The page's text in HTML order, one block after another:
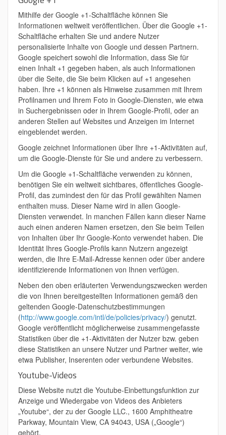
Mithilfe der Google +1-Schaltfläche können Sie
Informationen weltweit veröffentlichen. Über die Google +1-
Schaltfläche erhalten Sie und andere Nutzer
personalisierte Inhalte von Google und dessen Partnern.
Google speichert sowohl die Information, dass Sie für
einen Inhalt +1 gegeben haben, als auch Informationen
über die Seite, die Sie beim Klicken auf +1 angesehen
haben. Ihre +1 können als Hinweise zusammen mit Ihrem
Profilnamen und Ihrem Foto in Google-Diensten, wie etwa
in Suchergebnissen oder in Ihrem Google-Profil, oder an
anderen Stellen auf Websites und Anzeigen im Internet
eingeblendet werden.
Google zeichnet Informationen über Ihre +1-Aktivitäten auf,
um die Google-Dienste für Sie und andere zu verbessern.
Um die Google +1-Schaltfläche verwenden zu können,
benötigen Sie ein weltweit sichtbares, öffentliches Google-
Profil, das zumindest den für das Profil gewählten Namen
enthalten muss. Dieser Name wird in allen Google-
Diensten verwendet. In manchen Fällen kann dieser Name
auch einen anderen Namen ersetzen, den Sie beim Teilen
von Inhalten über Ihr Google-Konto verwendet haben. Die
Identität Ihres Google-Profils kann Nutzern angezeigt
werden, die Ihre E-Mail-Adresse kennen oder über andere
identifizierende Informationen von Ihnen verfügen.
Neben den oben erläuterten Verwendungszwecken werden
die von Ihnen bereitgestellten Informationen gemäß den
geltenden Google-Datenschutzbestimmungen
(http://www.google.com/intl/de/policies/privacy/) genutzt.
Google veröffentlicht möglicherweise zusammengefasste
Statistiken über die +1-Aktivitäten der Nutzer bzw. geben
diese Statistiken an unsere Nutzer und Partner weiter, wie
etwa Publisher, Inserenten oder verbundene Websites.
Youtube-Videos
Diese Website nutzt die Youtube-Einbettungsfunktion zur
Anzeige und Wiedergabe von Videos des Anbieters
„Youtube“, der zu der Google LLC., 1600 Amphitheatre
Parkway, Mountain View, CA 94043, USA („Google“)
gehört.